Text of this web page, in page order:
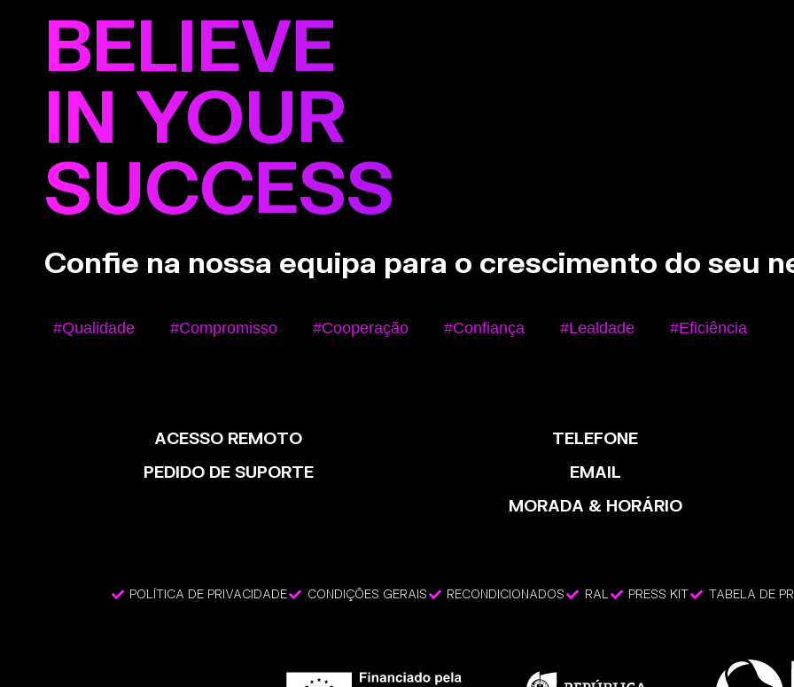
BELIEVE
IN YOUR
SUCCESS
Confie na nossa equipa para o crescimento do seu
#Qualidade #Compromisso #Cooperação #Confiança #Lealdade #Eficiência
ACESSO REMOTO
PEDIDO DE SUPORTE
TELEFONE
EMAIL
MORADA & HORÁRIO
POLÍTICA DE PRIVACIDADE CONDIÇÕES GERAIS RECONDICIONADOS RAL PRESS KIT TABELA DE